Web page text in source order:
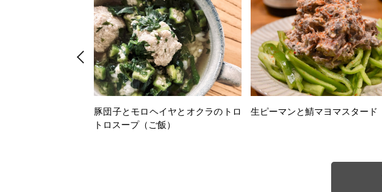
豚団子とモロヘイヤとオクラのトロ
トロスープ（ご飯）
生ピーマンと鯖マヨマスタード